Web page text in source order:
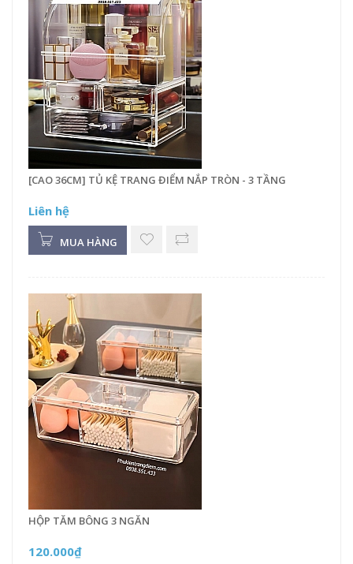
[CAO 36CM] TỦ KỆ TRANG ĐIỂM NẮP TRÒN - 3 TẦNG
Liên hệ
MUA HÀNG
HỘP TĂM BÔNG 3 NGĂN
120.000₫